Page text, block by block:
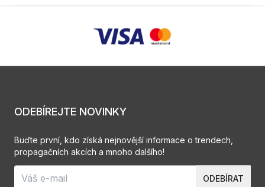
ODEBÍREJTE NOVINKY
Buďte první, kdo získá nejnovější informace o trendech,
propagačních akcích a mnoho dalšího!
ODEBÍRAT